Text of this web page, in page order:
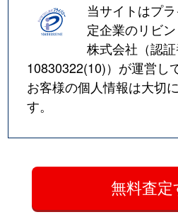
当サイトはプ
定企業のリビ
株式会社（認証
10830322(10)）が運営し
お客様の個人情報は大切
す。